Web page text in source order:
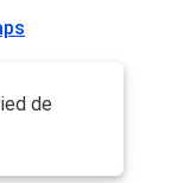
de